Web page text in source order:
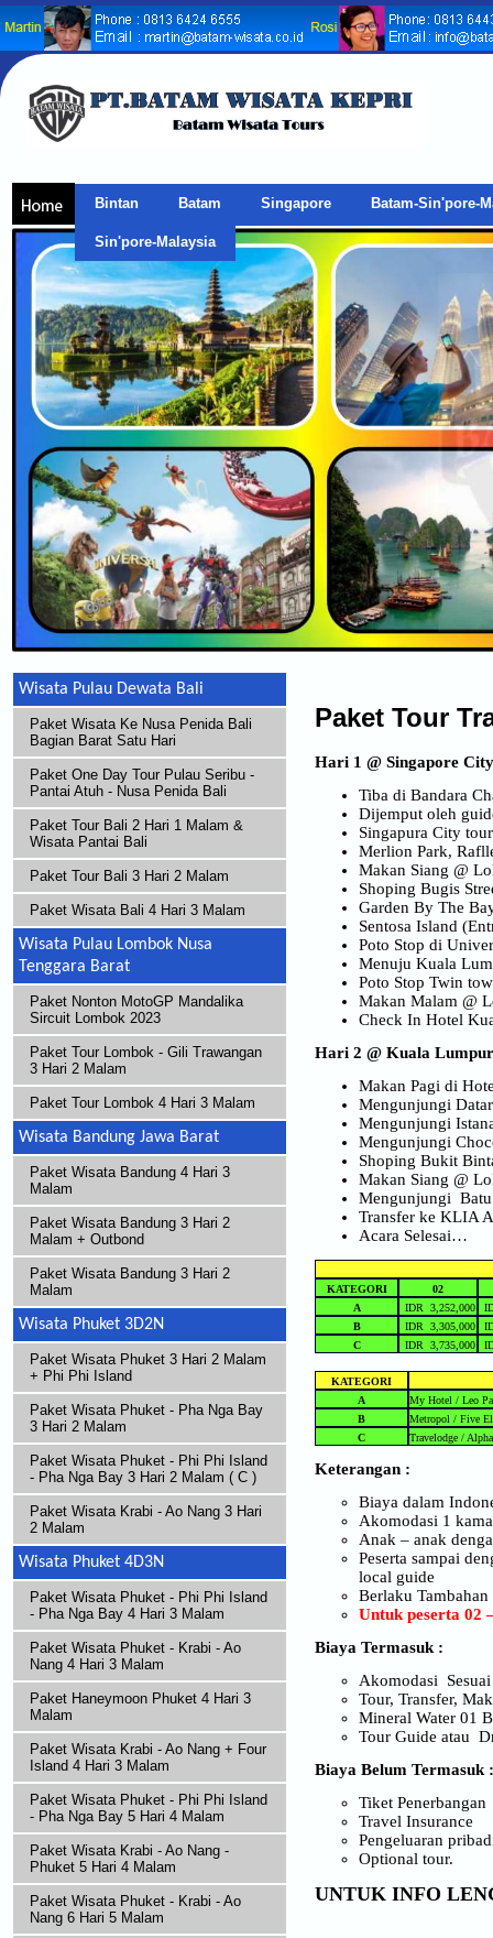
Bintan Batam Singapore Batam-Sin'pore-
Sin'pore-Malaysia
Wisata Pulau Dewata Bali
Paket Wisata Ke Nusa Penida Bali
Bagian Barat Satu Hari
Paket One Day Tour Pulau Seribu -
Pantai Atuh - Nusa Penida Bali
Paket Tour Bali 2 Hari 1 Malam &
Wisata Pantai Bali
Paket Tour Bali 3 Hari 2 Malam
Paket Wisata Bali 4 Hari 3 Malam
Wisata Pulau Lombok Nusa
Tenggara Barat
Paket Nonton MotoGP Mandalika
Sircuit Lombok 2023
Paket Tour Lombok - Gili Trawangan
3 Hari 2 Malam
Paket Tour Lombok 4 Hari 3 Malam
Wisata Bandung Jawa Barat
Paket Wisata Bandung 4 Hari 3
Malam
Paket Wisata Bandung 3 Hari 2
Malam + Outbond
Paket Wisata Bandung 3 Hari 2
Malam
Wisata Phuket 3D2N
Paket Wisata Phuket 3 Hari 2 Malam
+ Phi Phi Island
Paket Wisata Phuket - Pha Nga Bay
3 Hari 2 Malam
Paket Wisata Phuket - Phi Phi Island
- Pha Nga Bay 3 Hari 2 Malam ( C )
Paket Wisata Krabi - Ao Nang 3 Hari
2 Malam
Wisata Phuket 4D3N
Paket Wisata Phuket - Phi Phi Island
- Pha Nga Bay 4 Hari 3 Malam
Paket Wisata Phuket - Krabi - Ao
Nang 4 Hari 3 Malam
Paket Haneymoon Phuket 4 Hari 3
Malam
Paket Wisata Krabi - Ao Nang + Four
Island 4 Hari 3 Malam
Paket Wisata Phuket - Phi Phi Island
- Pha Nga Bay 5 Hari 4 Malam
Paket Wisata Krabi - Ao Nang -
Phuket 5 Hari 4 Malam
Paket Wisata Phuket - Krabi - Ao
Nang 6 Hari 5 Malam
Paket Tour
Hari 1 @ Singapore
Tiba di Bandara
Dijemput oleh
Singapura City
Merlion Park,
Makan Siang @
Shoping Bugis
Garden By The
Sentosa Island
Poto Stop di
Menuju Kuala
Poto Stop Twin
Makan Malam @
Check In Hotel
Hari 2 @ Kuala
Makan Pagi di
Mengunjungi
Mengunjungi
Mengunjungi
Shoping Bukit
Makan Siang @
Mengunjungi Batu
Transfer ke KLIA
Acara Selesai…
KATEGORI
02
A
IDR 3,252,000
B
IDR 3,305,000
C
IDR 3,735,000
KATEGORI
A
My Hotel / Leo
B
Metropol / Five
C
Travelodge /
Keterangan :
Biaya dalam
Akomodasi 1
Anak – anak
Peserta sampai
local guide
Berlaku
Untuk peserta 02
Biaya Termasuk :
Akomodasi
Tour, Transfer,
Mineral Water 01
Tour Guide atau
Biaya Belum Termasuk :
Tiket Penerbangan
Travel Insurance
Pengeluaran
Optional tour.
UNTUK INFO